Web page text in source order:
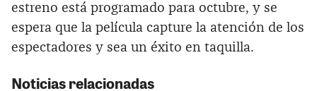
estreno está programado para octubre, y se
espera que la película capture la atención de los
espectadores y sea un éxito en taquilla.
Noticias relacionadas